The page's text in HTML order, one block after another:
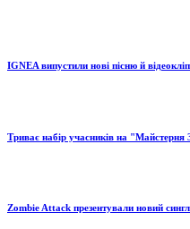
IGNEA випустили нові пісню й відеокліп
Триває набір учасників на
Zombie Attack презентували новий сингл